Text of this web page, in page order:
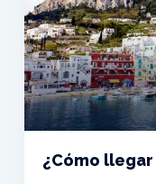
¿Cómo llegar